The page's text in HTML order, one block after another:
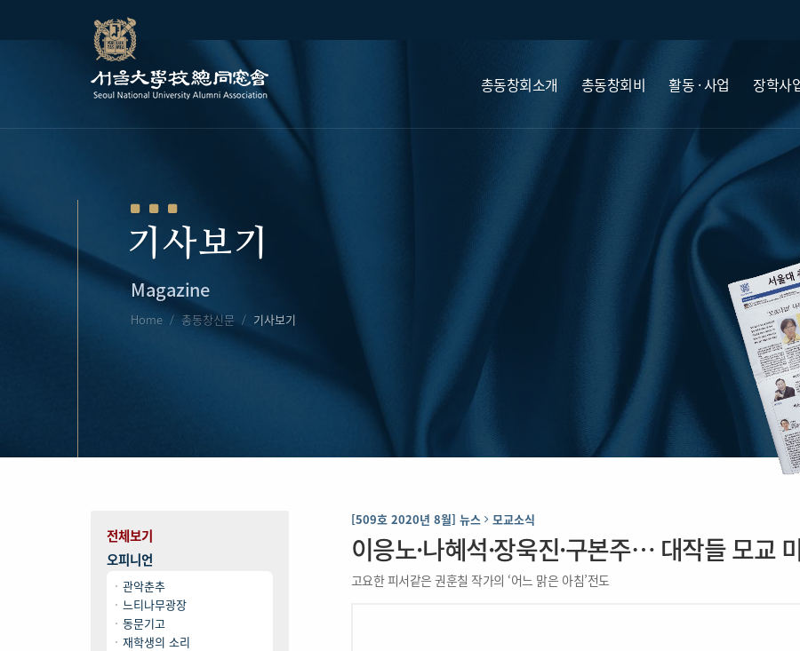
총동창회소개 총동창회비 활동 · 사업 장학사
기사보기
Magazine
Home 총동창신문 기사보기
전체보기
오피니언
관악춘추
느티나무광장
동문기고
재학생의 소리
[509호 2020년 8월] 뉴스 모교소식
이응노·나혜석·장욱진·구본주… 대작들 모교
고요한 피서같은 권훈칠 작가의 ‘어느 맑은 아침’전도